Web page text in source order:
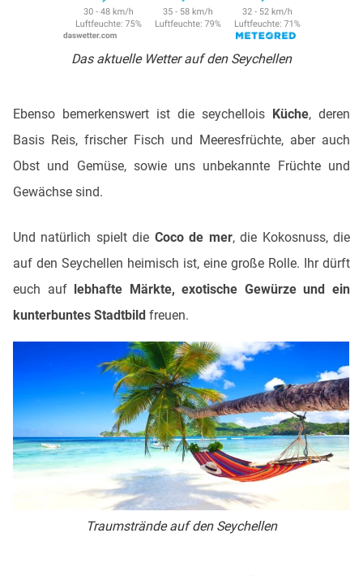
Das aktuelle Wetter auf den Seychellen
Ebenso bemerkenswert ist die seychellois Küche, deren
Basis Reis, frischer Fisch und Meeresfrüchte, aber auch
Obst und Gemüse, sowie uns unbekannte Früchte und
Gewächse sind.
Und natürlich spielt die Coco de mer, die Kokosnuss, die
auf den Seychellen heimisch ist, eine große Rolle. Ihr dürft
euch auflebhafte Märkte, exotische Gewürze und ein
kunterbuntes Stadtbild freuen.
Traumstrände auf den Seychellen